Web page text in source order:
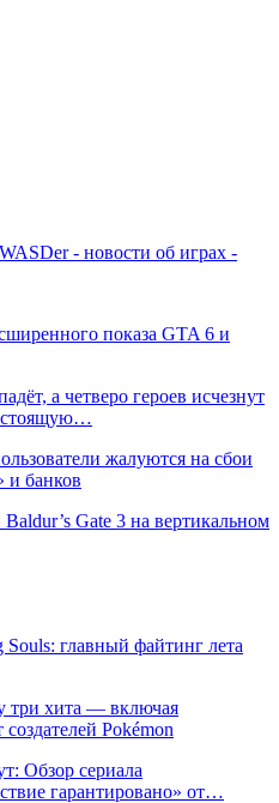
WASDer - новости об играх -
показа GTA 6 и
а четверо героев исчезнут
жалуются на сбои
и банков
Gate 3 на вертикальном
главный файтинг лета
три хита — включая
Pokémon
Обзор сериала
гарантировано» от…